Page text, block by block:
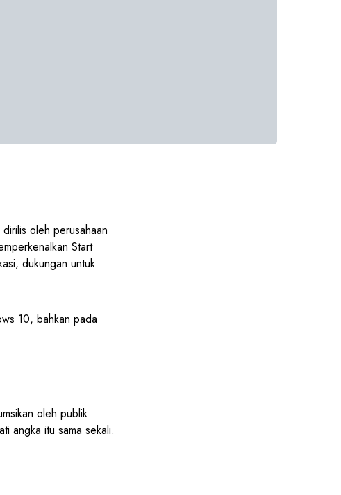
dirilis oleh perusahaan
Start
dukungan untuk
10, bahkan pada
oleh publik
angka itu sama sekali.